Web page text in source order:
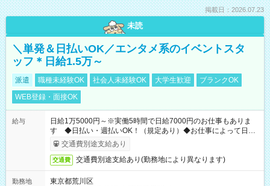
掲載日：2026.07.23
未読
＼単発＆日払いOK／エンタメ系のイベントスタ
ッフ＊日給1.5万～
派遣 職種未経験OK 社会人未経験OK 大学生歓迎
ブランクOK
WEB登録・面接OK
給与
日給1万5000円～※実働5時間で日給7000円のお仕事もありま
す ◆日払い・週払いOK！（規定あり）◆お仕事によって日給
も異なります
交通費別途支給あり
交通費 交通費別途支給あり(勤務地により異なります)
勤務地
東京都荒川区